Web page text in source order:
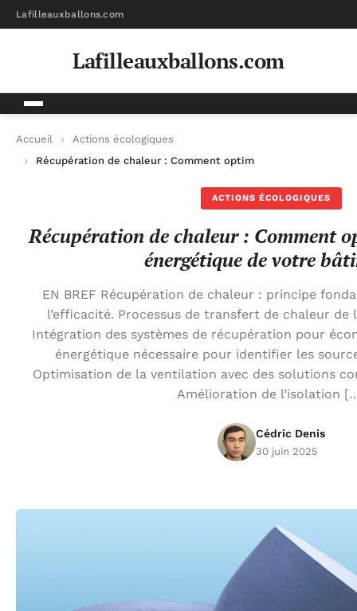
Lafilleauxballons.com
Lafilleauxballons.com
Accueil
Actions écologiques
Récupération de chaleur : Comment optimiser l’efficacité
ACTIONS ÉCOLOGIQUES
Récupération de chaleur : Comment
énergétique de votre
EN BREF Récupération de chaleur : principe
l’efficacité. Processus de transfert de chaleur de
Intégration des systèmes de récupération pour
énergétique nécessaire pour identifier les
Optimisation de la ventilation avec des solutions
Amélioration de l’isolation
Cédric Denis
30 juin 2025